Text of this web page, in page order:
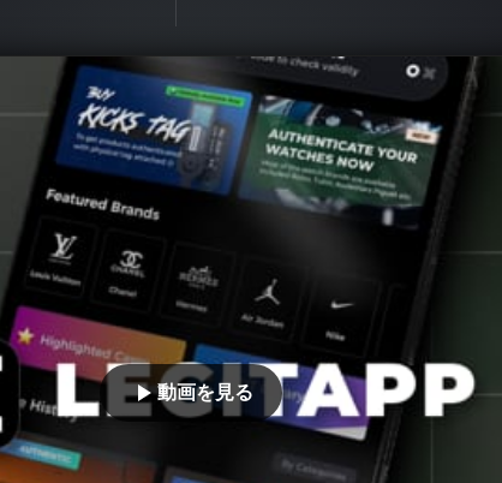
動画を見る